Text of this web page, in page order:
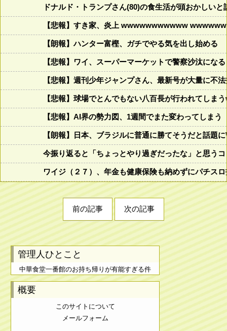
ドナルド・トランプさん(80)の食生活が頭おかしい
【悲報】すき家、炎上 wwwwwwwwwww
【朗報】ハンター富樫、ガチでやる気を出し始める
【悲報】ワイ、スーパーマーケットで警察沙汰にな
【悲報】週刊少年ジャンプさん、最新号が大量に不
【悲報】球場でとんでもない八百長が行われてし
【悲報】AI界の勢力図、1週間でまた変わってしまう
【朗報】日本、ブラジルに普通に勝てそうだと話題
今振り返ると「ちょっとやり過ぎだったな」と思う
ワイジ（２７）、年金も健康保険も納めずにパチス
前の記事 次の記事
管理人ひとこと
中華食堂一番館のお持ち帰りが有能すぎる件
概要
このサイトについて
メールフォーム